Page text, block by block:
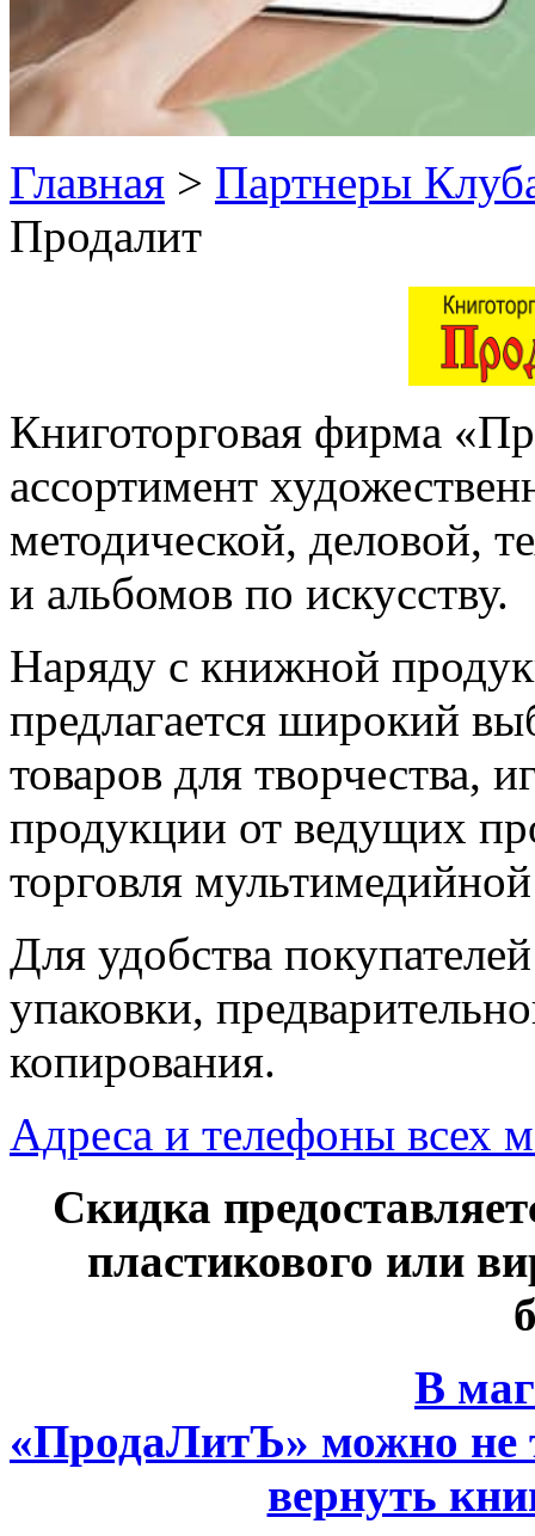
Главная > Партнеры
Продалит
Книготорговая фирма
ассортимент
методической, деловой,
и альбомов по искусству.
Наряду с книжной
предлагается широкий
товаров для творчества,
продукции от ведущих
торговля
Для удобства
упаковки,
копирования.
Адреса и телефоны всех
Скидка
пластикового или
В
«ПродаЛитЪ» можно не
вернуть